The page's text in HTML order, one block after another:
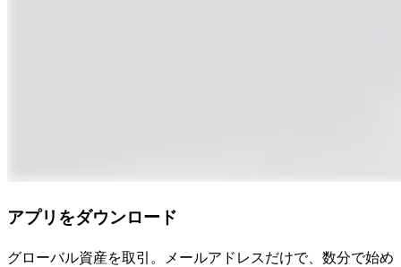
アプリをダウンロード
グローバル資産を取引。メールアドレスだけで、数分で始め